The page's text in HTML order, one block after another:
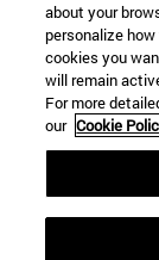
about your
personalize
cookies you
will remain
For more
our Cookie